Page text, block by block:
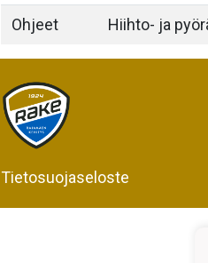
Ohjeet Hiihto- ja
Tietosuojaseloste